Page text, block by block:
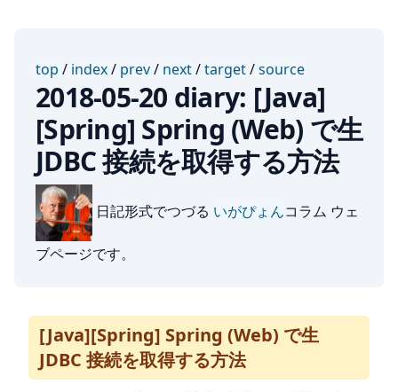
top / index/ prev/ next/target/source
2018-05-20 diary: [Java]
[Spring] Spring (Web) で生
JDBC 接続を取得する方法
日記形式でつづる いがぴょんコラム ウェ
ブページです。
[Java][Spring] Spring (Web) で生
JDBC 接続を取得する方法